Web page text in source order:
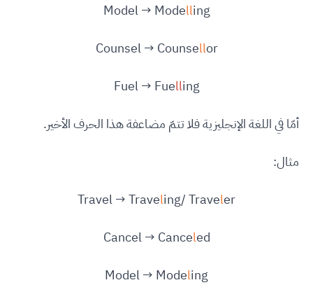
Model → Modelling
Counsel → Counsellor
Fuel → Fuelling
أمّا في اللغة الإنجليزية فلا تتمّ مضاعفة هذا الحرف الأخير.
مثال:
Travel → Traveling/ Traveler
Cancel → Canceled
Model → Modeling